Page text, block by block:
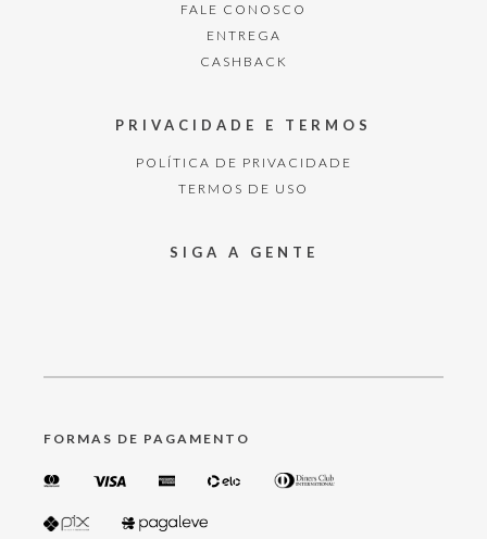
FALE CONOSCO
ENTREGA
CASHBACK
PRIVACIDADE E TERMOS
POLÍTICA DE PRIVACIDADE
TERMOS DE USO
SIGA A GENTE
FORMAS DE PAGAMENTO